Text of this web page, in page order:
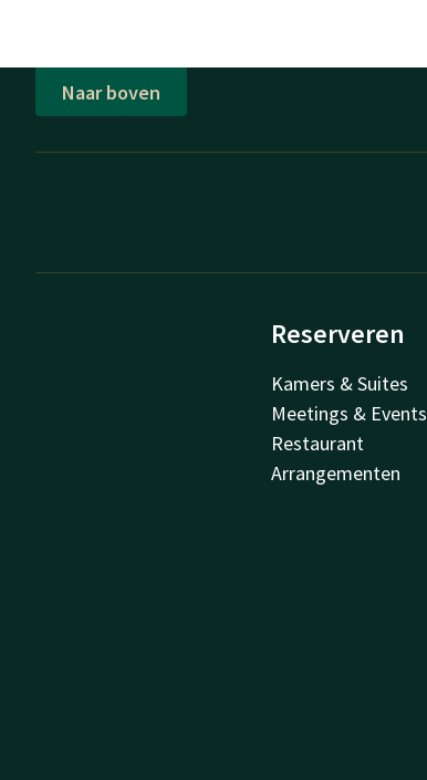
Naar boven
Reserveren
Kamers & Suites
Meetings & Events
Restaurant
Arrangementen